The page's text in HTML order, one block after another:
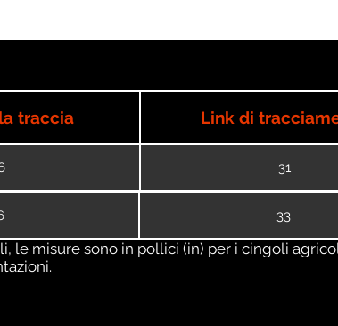
traccia Link di
31
33
le misure sono in pollici (in) per i cingoli